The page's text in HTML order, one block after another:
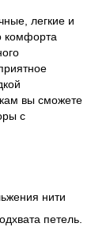
легкие и
комфорта
вы сможете
с
нити
петель.